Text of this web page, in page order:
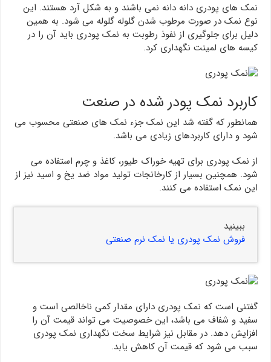
نمک های پودری دانه دانه نمی باشند و به شکل آرد هستند. این
نوع نمک در صورت مرطوب شدن گلوله گلوله می شود. به همین
دلیل برای جلوگیری از نفوذ رطوبت به نمک پودری باید آن را در
کیسه های لمینت نگهداری کرد.
کاربرد نمک پودر شده در صنعت
همانطور که گفته شد این نمک جزء نمک های صنعتی محسوب می
شود و دارای کاربردهای زیادی می باشد.
از نمک پودری برای تهیه خوراک طیور، کاغذ و چرم استفاده می
شود. همچنین بسیار از کارخانجات تولید مواد ضد یخ و اسید نیز از
این نمک استفاده می کنند.
ببینید
فروش نمک پودری یا نمک نرم صنعتی
گفتنی است که نمک پودری دارای مقدار کمی ناخالصی است و
سفید و شفاف می باشد، این خصوصیت می تواند قیمت آن را
افزایش دهد. در مقابل نیز شرایط سخت نگهداری نمک پودری
سبب می شود که قیمت آن کاهش یابد.